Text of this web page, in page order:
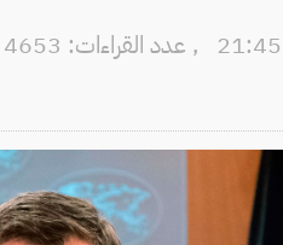
, عدد القراءات: 4653